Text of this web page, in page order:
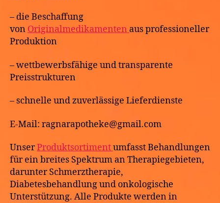
– die Beschaffung
von Originalmedikamenten aus professioneller
Produktion
– wettbewerbsfähige und transparente
Preisstrukturen
– schnelle und zuverlässige Lieferdienste
E-Mail: ragnarapotheke@gmail.com
UnserProduktsortimentumfasst Behandlungen
für ein breites Spektrum an Therapiegebieten,
darunter Schmerztherapie,
Diabetesbehandlung und onkologische
Unterstützung. Alle Produkte werden in